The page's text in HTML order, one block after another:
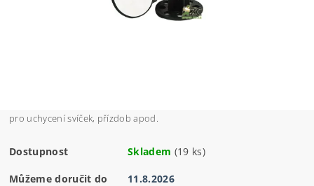
pro uchycení svíček, přízdob apod.
Dostupnost Skladem (19 ks)
Můžeme doručit do 11.8.2026